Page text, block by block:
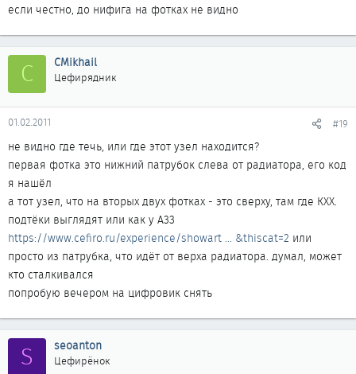
если честно, до нифига на фотках не видно
C CMikhail
Цефирядник
01.02.2011 #19
не видно где течь, или где этот узел находится?
первая фотка это нижний патрубок слева от радиатора, его код
я нашёл
а тот узел, что на вторых двух фотках - это сверху, там где КХХ.
подтёки выглядят или как у А33
https://www.cefiro.ru/experience/showart ... &thiscat=2 или
просто из патрубка, что идёт от верха радиатора. думал, может
кто сталкивался
попробую вечером на цифровик снять
S seoanton
Цефирёнок